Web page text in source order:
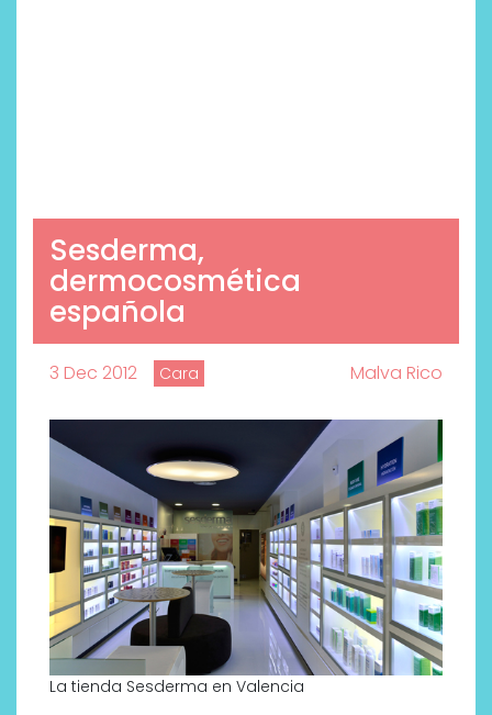
Sesderma,
dermocosmética
española
3 Dec 2012 Cara Malva Rico
La tienda Sesderma en Valencia